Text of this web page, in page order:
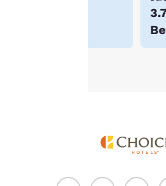
Alle Cookies akzeptieren